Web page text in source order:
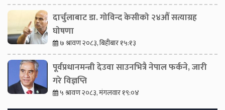
दार्चुलाबाट डा. गोविन्द केसीको २४औँ सत्याग्रह
घोषणा
७ श्रावण २०८३, बिहीबार १५:१३
पूर्वप्रधानमन्त्री देउवा साउनभित्रै नेपाल फर्कने, जारी
गरे विज्ञप्ति
५ श्रावण २०८३, मंगलवार १९:०४